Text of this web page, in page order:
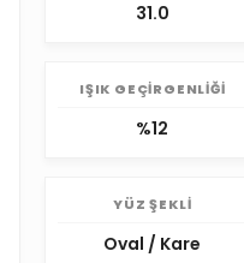
31.0
IŞIK GEÇIRGENLIĞI
%12
YÜZ ŞEKLI
Oval / Kare